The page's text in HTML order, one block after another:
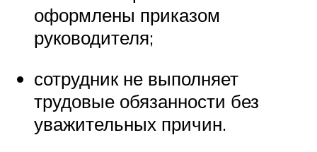
оформлены приказом
руководителя;
сотрудник не выполняет
трудовые обязанности без
уважительных причин.